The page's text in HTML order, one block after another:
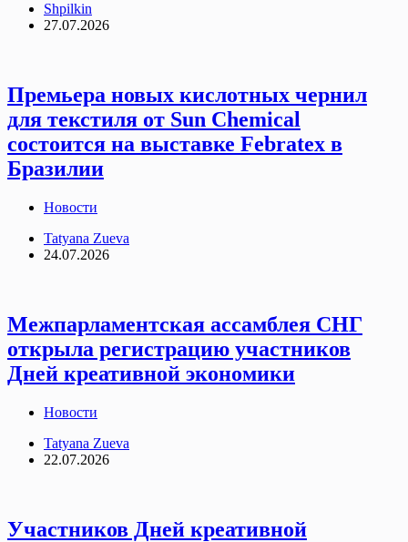
Shpilkin
27.07.2026
Премьера новых кислотных чернил
для текстиля от Sun Chemical
состоится на выставке Febratex в
Бразилии
Новости
Tatyana Zueva
24.07.2026
Межпарламентская ассамблея СНГ
открыла регистрацию участников
Дней креативной экономики
Новости
Tatyana Zueva
22.07.2026
Участников Дней креативной